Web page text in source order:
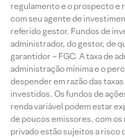
regulamento e o prospecto e
com seu agente de
referido gestor. Fundos de
administrador, do gestor, de
garantidor – FGC. A taxa de
administração mínima e o
despender em razão das
investidos. Os fundos de
renda variável podem estar
de poucos emissores, com
privado estão sujeitos a risco